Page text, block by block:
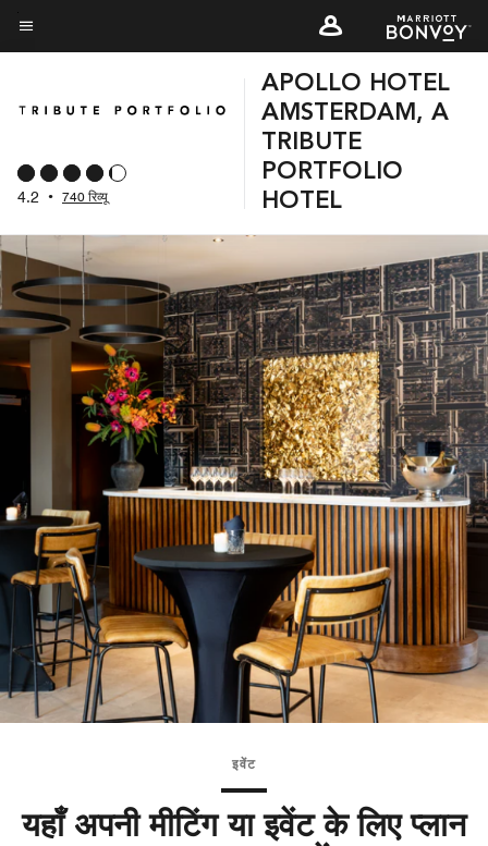
Skip
to
content
मेन्यू टेक्स्ट
4.2 • 740 रिव्यू
APOLLO HOTEL
AMSTERDAM, A
TRIBUTE
PORTFOLIO
HOTEL
इवेंट
यहाँ अपनी मीटिंग या इवेंट के लिए प्लान